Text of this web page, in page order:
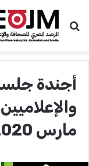
بحث عن
أجندة
مارس 2020